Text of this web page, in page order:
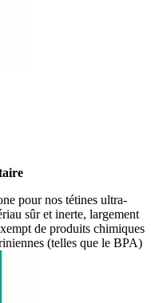
pour nos tétines ultra-
sûr et inerte, largement
de produits chimiques
(telles que le BPA)